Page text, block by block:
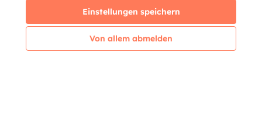
Einstellungen speichern
Von allem abmelden